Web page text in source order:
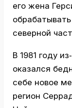
его жена
северной
В 1981 году
оказался
себе новое
регион